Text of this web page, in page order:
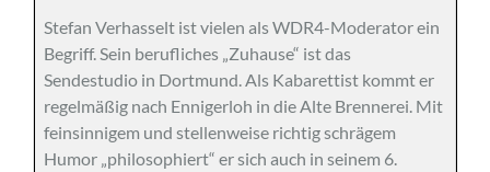
Stefan Verhasselt ist vielen als WDR4-Moderator ein
Begriff. Sein berufliches „Zuhause“ ist das
Sendestudio in Dortmund. Als Kabarettist kommt er
regelmäßig nach Ennigerloh in die Alte Brennerei. Mit
feinsinnigem und stellenweise richtig schrägem
Humor „philosophiert“ er sich auch in seinem 6.